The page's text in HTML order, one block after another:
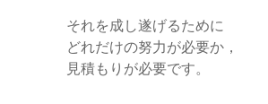
それを成し遂げるために
どれだけの努力が必要か，
見積もりが必要です。